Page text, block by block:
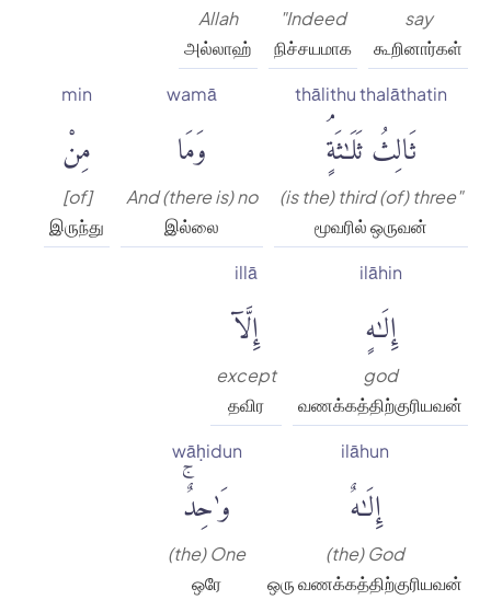
say
கூறினார்கள்
"Indeed
நிச்சயமாக
Allah
அல்லாஹ்
thālithu thalāthatin
ثَالِثُ ثَلَٰثَةٍۘ
(is the) third (of) three"
மூவரில் ஒருவன்
wamā
وَمَا
And (there is) no
இல்லை
min
مِنْ
[of]
இருந்து
ilāhin
إِلَٰهٍ
god
வணக்கத்திற்குரியவன்
illā
إِلَّآ
except
தவிர
ilāhun
إِلَٰهٌ
(the) God
ஒரு வணக்கத்திற்குரியவன்
wāḥidun
وَٰحِدٌۚ
(the) One
ஒரே